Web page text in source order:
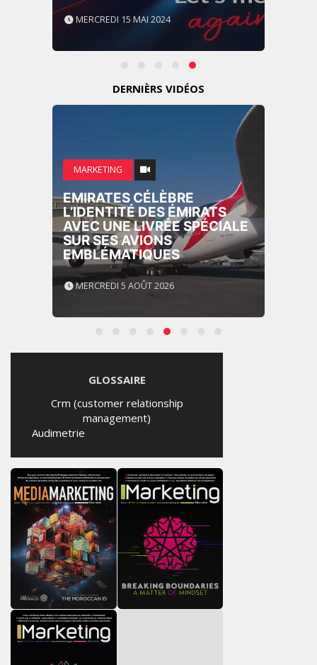
MERCREDI 15 MAI 2024
DERNIÈRS VIDÉOS
MARKETING
EMIRATES CÉLÈBRE
L’IDENTITÉ DES ÉMIRATS
AVEC UNE LIVRÉE SPÉCIALE
SUR SES AVIONS
EMBLÉMATIQUES
MERCREDI 5 AOÛT 2026
GLOSSAIRE
Crm (customer relationship
management)
Audimetrie